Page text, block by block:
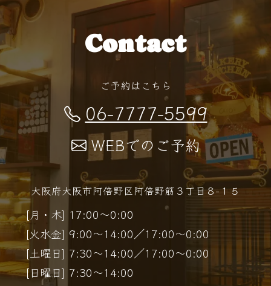
Contact
ご予約はこちら
06-7777-5599
WEBでのご予約
大阪府大阪市阿倍野区阿倍野筋３丁目８−１５
[月・木] 17:00～0:00
[火水金] 9:00～14:00／17:00～0:00
[土曜日] 7:30～14:00／17:00～0:00
[日曜日] 7:30～14:00